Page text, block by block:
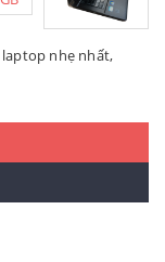
laptop nhẹ nhất,